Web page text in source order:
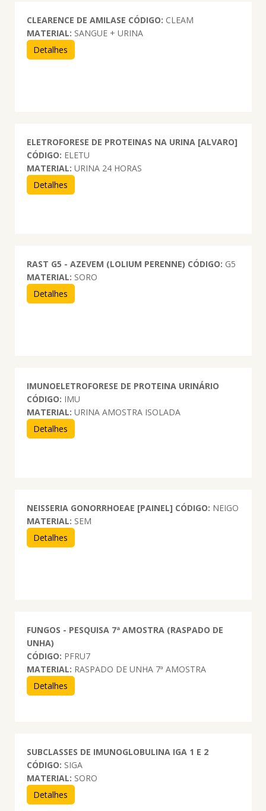
CLEARENCE DE AMILASE CÓDIGO: CLEAM
MATERIAL: SANGUE + URINA
Detalhes
ELETROFORESE DE PROTEINAS NA URINA [ALVARO]
CÓDIGO: ELETU
MATERIAL: URINA 24 HORAS
Detalhes
RAST G5 - AZEVEM (LOLIUM PERENNE) CÓDIGO: G5
MATERIAL: SORO
Detalhes
IMUNOELETROFORESE DE PROTEINA URINÁRIO
CÓDIGO: IMU
MATERIAL: URINA AMOSTRA ISOLADA
Detalhes
NEISSERIA GONORRHOEAE [PAINEL] CÓDIGO: NEIGO
MATERIAL: SEM
Detalhes
FUNGOS - PESQUISA 7ª AMOSTRA (RASPADO DE
UNHA)
CÓDIGO: PFRU7
MATERIAL: RASPADO DE UNHA 7ª AMOSTRA
Detalhes
SUBCLASSES DE IMUNOGLOBULINA IGA 1 E 2
CÓDIGO: SIGA
MATERIAL: SORO
Detalhes